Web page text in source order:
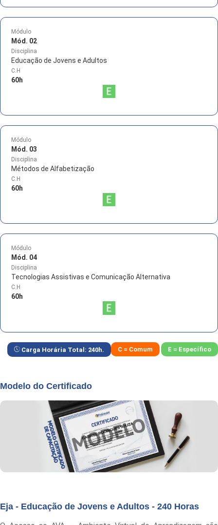
Módulo
Mód. 02
Disciplina
Educação de Jovens e Adultos
C.H
60h
Módulo
Mód. 03
Disciplina
Métodos de Alfabetização
C.H
60h
Módulo
Mód. 04
Disciplina
Tecnologias Assistivas e Comunicação Alternativa
C.H
60h
Carga Horária Total: 240h. C = Comum E = Específico
Modelo do Certificado
Eja - Educação de Jovens e Adultos - 240 Horas